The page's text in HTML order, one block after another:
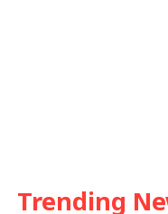
Trending